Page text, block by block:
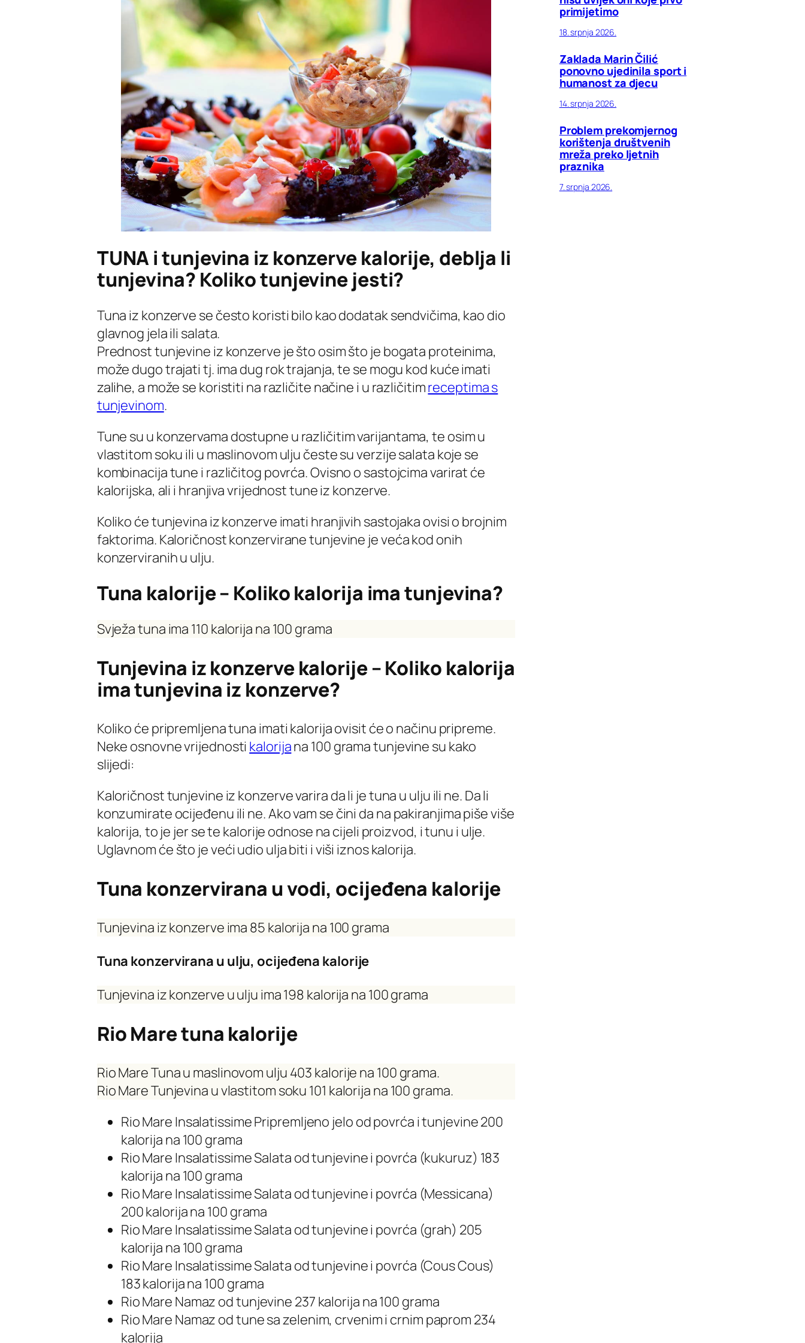
TUNA i tunjevina iz konzerve kalorije, deblja li
tunjevina? Koliko tunjevine jesti?
Tuna iz konzerve se često koristi bilo kao dodatak sendvičima, kao dio
glavnog jela ili salata.
Prednost tunjevine iz konzerve je što osim što je bogata proteinima,
može dugo trajati tj. ima dug rok trajanja, te se mogu kod kuće imati
zalihe, a može se koristiti na različite načine i u različitimreceptima s
tunjevinom.
Tune su u konzervama dostupne u različitim varijantama, te osim u
vlastitom soku ili u maslinovom ulju česte su verzije salata koje se
kombinacija tune i različitog povrća. Ovisno o sastojcima varirat će
kalorijska, ali i hranjiva vrijednost tune iz konzerve.
Koliko će tunjevina iz konzerve imati hranjivih sastojaka ovisi o brojnim
faktorima. Kaloričnost konzervirane tunjevine je veća kod onih
konzerviranih u ulju.
Tuna kalorije – Koliko kalorija ima tunjevina?
Svježa tuna ima 110 kalorija na 100 grama
Tunjevina iz konzerve kalorije – Koliko kalorija
ima tunjevina iz konzerve?
Koliko će pripremljena tuna imati kalorija ovisit će o načinu pripreme.
Neke osnovne vrijednosti kalorijana 100 grama tunjevine su kako
slijedi:
Kaloričnost tunjevine iz konzerve varira da li je tuna u ulju ili ne. Da li
konzumirate ocijeđenu ili ne. Ako vam se čini da na pakiranjima piše više
kalorija, to je jer se te kalorije odnose na cijeli proizvod, i tunu i ulje.
Uglavnom će što je veći udio ulja biti i viši iznos kalorija.
Tuna konzervirana u vodi, ocijeđena kalorije
Tunjevina iz konzerve ima 85 kalorija na 100 grama
Tuna konzervirana u ulju, ocijeđena kalorije
Tunjevina iz konzerve u ulju ima 198 kalorija na 100 grama
Rio Mare tuna kalorije
Rio Mare Tuna u maslinovom ulju 403 kalorije na 100 grama.
Rio Mare Tunjevina u vlastitom soku 101 kalorija na 100 grama.
Rio Mare Insalatissime Pripremljeno jelo od povrća i tunjevine 200
kalorija na 100 grama
Rio Mare Insalatissime Salata od tunjevine i povrća (kukuruz) 183
kalorija na 100 grama
Rio Mare Insalatissime Salata od tunjevine i povrća (Messicana)
200 kalorija na 100 grama
Rio Mare Insalatissime Salata od tunjevine i povrća (grah) 205
kalorija na 100 grama
Rio Mare Insalatissime Salata od tunjevine i povrća (Cous Cous)
183 kalorija na 100 grama
Rio Mare Namaz od tunjevine 237 kalorija na 100 grama
Rio Mare Namaz od tune sa zelenim, crvenim i crnim paprom 234
kalorija
primijetimo
18. srpnja 2026.
Zaklada Marin Čilić
ponovno ujedinila sport i
humanost za djecu
14. srpnja 2026.
Problem prekomjernog
korištenja društvenih
mreža preko ljetnih
praznika
7. srpnja 2026.